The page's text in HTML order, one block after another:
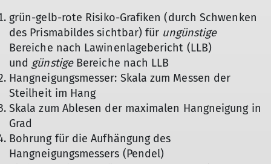
grün-gelb-rote Risiko-Grafiken (durch Schwenken
des Prismabildes sichtbar) für ungünstige
Bereiche nach Lawinenlagebericht (LLB)
und günstige Bereiche nach LLB
Hangneigungsmesser: Skala zum Messen der
Steilheit im Hang
Skala zum Ablesen der maximalen Hangneigung in
Grad
Bohrung für die Aufhängung des
Hangneigungsmessers (Pendel)